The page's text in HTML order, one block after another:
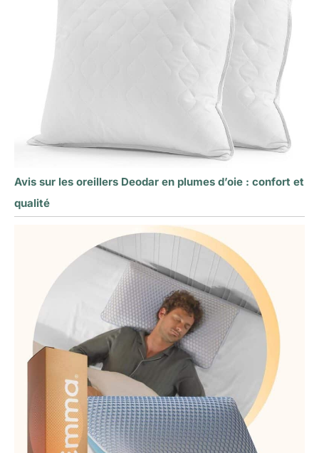
Avis sur les oreillers Deodar en plumes d’oie : confort et
qualité